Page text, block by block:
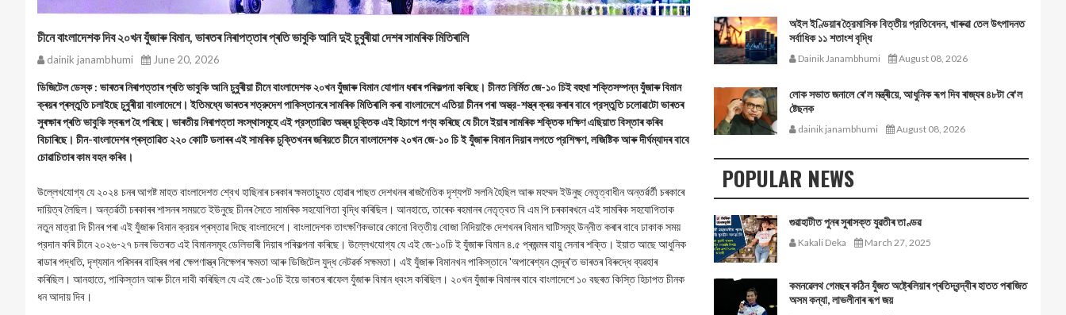
চীনে বাংলাদেশক দিব ২০খন যুঁজাৰু বিমান, ভাৰতৰ নিৰাপত্তাৰ প্ৰতি ভাবুকি আনি দুই চুবুৰীয়া দেশৰ সামৰিক মিতিৰালি
dainik janambhumi June 20, 2026
ডিজিটেল ডেস্ক : ভাৰতৰ নিৰাপত্তাৰ প্ৰতি ভাবুকি আনি চুবুৰীয়া চীনে বাংলাদেশক ২০খন যুঁজাৰু বিমান যোগান ধৰাৰ পৰিকল্পনা কৰিছে। চীনত নির্মিত জে-১০ চিই বহুধা শক্তিসম্পন্ন যুঁজাৰু বিমান
ক্ৰয়ৰ প্ৰস্তুতি চলাইছে চুবুৰীয়া বাংলাদেশে। ইতিমধ্যে ভাৰতৰ শত্রুদেশ পাকিস্তানৰে সামৰিক মিতিৰালি কৰা বাংলাদেশে এতিয়া চীনৰ পৰা অস্ত্র-শস্ত্ৰ ক্ৰয় কৰাৰ বাবে প্রস্তুতি চলোৱাটো ভাৰতৰ
সুৰক্ষাৰ প্ৰতি ভাবুকি স্বৰূপ হৈ পৰিছে। ভাৰতীয় নিৰাপত্তা সংস্থাসমূহে এই প্রস্তাৱিত অস্ত্ৰ চুক্তিক এই হিচাপে গণ্য কৰিছে যে চীনে ইয়াৰ সামৰিক শক্তিক দক্ষিণ এছিয়াত বিস্তাৰ কৰিব
বিচাৰিছে। চীন-বাংলাদেশৰ প্ৰস্তাৱিত ২২০ কোটি ডলাৰৰ এই সামৰিক চুক্তিখনৰ জৰিয়তে চীনে বাংলাদেশক ২০খন জে-১০ চি ই যুঁজাৰু বিমান দিয়াৰ লগতে প্রশিক্ষণ, লজিষ্টিক আৰু দীর্ঘম্যাদৰ বাবে
চোৱাচিতাৰ কাম বহন কৰিব।
উল্লেখযোগ্য যে ২০২৪ চনৰ আগষ্ট মাহত বাংলাদেশত শ্বেখ হাছিনাৰ চৰকাৰ ক্ষমতাচ্যুত হোৱাৰ পাছত দেশখনৰ ৰাজনৈতিক দৃশ্যপট সলনি হৈছিল আৰু মহম্মদ ইউনুছ নেতৃত্বাধীন অন্তৰ্ৱৰ্তী চৰকাৰে
দায়িত্ব লৈছিল। অন্তৰ্ৱতী চৰকাৰৰ শাসনৰ সময়তে ইউনুছে চীনৰ সৈতে সামৰিক সহযোগিতা বৃদ্ধি কৰিছিল। আনহাতে, তাৰেক ৰহমানৰ নেতৃত্বত বি এম পি চৰকাৰখনে এই সামৰিক সহযোগিতাক
নতুন মাত্রা দি চীনৰ পৰা এই যুঁজাৰু বিমান ক্রয়ৰ প্ৰস্তাৱ দিছে বাংলাদেশে। বাংলাদেশক তাৎক্ষণিকভাৱে কোনো বিত্তীয় বোজা নিদিয়াকৈ দেশখনৰ বিমান ঘাটিসমূহ উন্নীত কৰাৰ বাবে ঢাকাক সময়
প্রদান কৰি চীনে ২০২৬-২৭ চনৰ ভিতৰত এই বিমানসমূহ ডেলিভাৰী দিয়াৰ পৰিকল্পনা কৰিছে। উল্লেখযোগ্য যে এই জে-১০চি ই যুঁজাৰু বিমান ৪.৫ প্ৰজন্মৰ বায়ু সেনাৰ শক্তি। ইয়াত আছে আধুনিক
ৰাডাৰ পদ্ধতি, দৃশ্যমান পৰিসৰৰ বাহিৰৰ পৰা ক্ষেপণাস্ত্ৰ নিক্ষেপৰ ক্ষমতা আৰু ডিজিটেল যুদ্ধ নেটৱৰ্ক সক্ষমতা। এই যুঁজাৰু বিমানখন পাকিস্তানে 'অপাৰেশ্যন সেন্দূৰ'ত ভাৰতৰ বিৰুদ্ধে ব্যৱহাৰ
কৰিছিল। আনহাতে, পাকিস্তান আৰু চীনে দাবী কৰিছিল যে এই জে-১০চি ইয়ে ভাৰতৰ ৰাফেল যুঁজাৰু বিমান ধ্বংস কৰিছিল। ২০খন যুঁজাৰু বিমানৰ বাবে বাংলাদেশে ১০ বছৰত কিস্তি হিচাপত চীনক
ধন আদায় দিব।
অইল ইণ্ডিয়াৰ ত্রৈমাসিক বিত্তীয় প্রতিবেদন, খাৰুৱা তেল উৎপাদনত
সর্বাধিক ১১ শতাংশ বৃদ্ধি
Dainik Janambhumi August 08, 2026
লোক সভাত জনালে ৰে'ল মন্ত্ৰীয়ে, আধুনিক ৰূপ দিব ৰাজ্যৰ ৪৮টা ৰে'ল
ষ্টেছনক
dainik janambhumi August 08, 2026
POPULAR NEWS
গুৱাহাটীত পুনৰ সুৰাসক্ত যুৱতীৰ তাণ্ডৱ
Kakali Deka March 27, 2025
কমনৱেলথ গেমছৰ কঠিন যুঁজত অষ্ট্ৰেলিয়াৰ প্ৰতিদ্বন্দ্বীৰ হাতত পৰাজিত
অসম কন্যা, লাভলীনাৰ ৰূপ জয়